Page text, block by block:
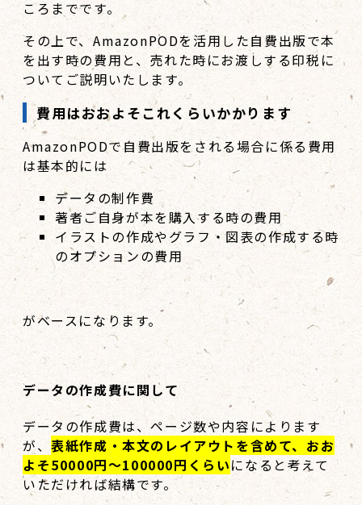
ころまでです。
その上で、AmazonPODを活用した自費出版で本
を出す時の費用と、売れた時にお渡しする印税に
ついてご説明いたします。
費用はおおよそこれくらいかかります
AmazonPODで自費出版をされる場合に係る費用
は基本的には
データの制作費
著者ご自身が本を購入する時の費用
イラストの作成やグラフ・図表の作成する時
のオプションの費用
がベースになります。
データの作成費に関して
データの作成費は、ページ数や内容によります
が、表紙作成・本文のレイアウトを含めて、おお
よそ50000円～100000円くらいになると考えて
いただければ結構です。